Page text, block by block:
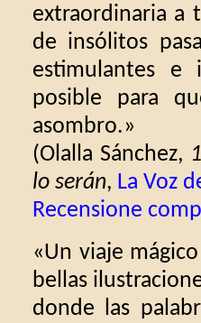
extraordinaria a
de insólitos
estimulantes e
posible para
asombro.»
(Olalla Sánchez,
lo serán, La Voz
Recensione
«Un viaje
bellas
donde las